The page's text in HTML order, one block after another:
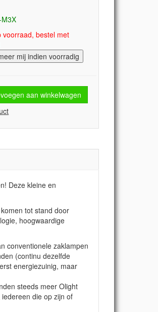
M3X
voorraad, bestel met
mij indien voorradig
aan winkelwagen
Deze kleine en
tot stand door
hoogwaardige
conventionele zaklampen
(continu dezelfde
energiezuinig, maar
steeds meer Olight
die op zijn of